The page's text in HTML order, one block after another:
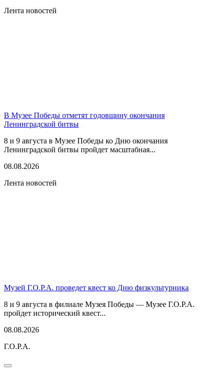
Лента новостей
В Музее Победы отметят годовщину окончания
Ленинградской битвы
8 и 9 августа в Музее Победы ко Дню окончания
Ленинградской битвы пройдет масштабная...
08.08.2026
Лента новостей
Музей Г.О.Р.А. проведет квест ко Дню физкультурника
8 и 9 августа в филиале Музея Победы — Музее Г.О.Р.А.
пройдет исторический квест...
08.08.2026
Г.О.Р.А.